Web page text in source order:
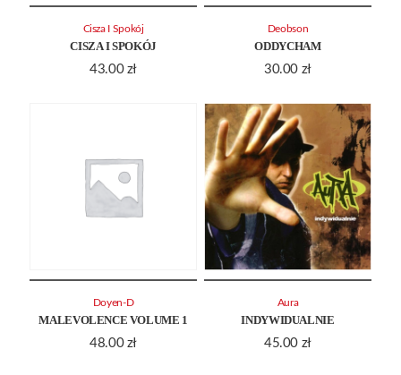
CISZA I SPOKÓJ
43.00 zł
Cisza I Spokój
ODDYCHAM
30.00 zł
Deobson
MALEVOLENCE VOLUME 1
48.00 zł
Doyen-D
INDYWIDUALNIE
45.00 zł
Aura